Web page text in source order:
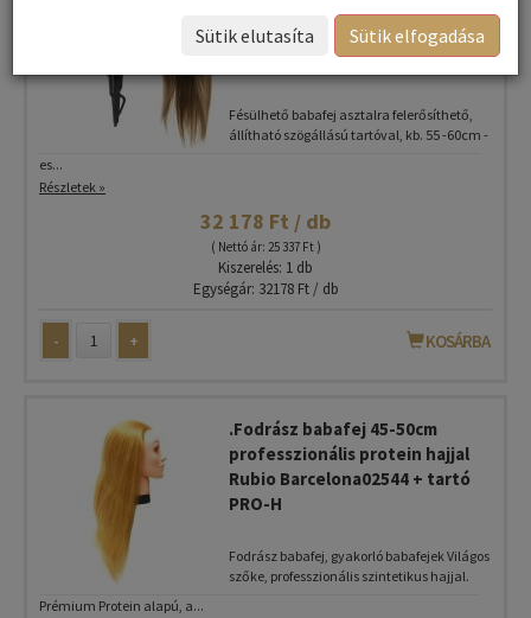
professzionális kivetelben
04956+ tartó szett 04922
Fésülhető babafej asztalra felerősíthető,
állítható szögállású tartóval, kb. 55 -60cm -
es...
Részletek »
32 178 Ft / db
( Nettó ár: 25 337 Ft )
Kiszerelés: 1 db
Egységár: 32178 Ft / db
- + KOSÁRBA
.Fodrász babafej 45-50cm
professzionális protein hajjal
Rubio Barcelona02544 + tartó
PRO-H
Fodrász babafej, gyakorló babafejek Világos
szőke, professzionális szintetikus hajjal.
Prémium Protein alapú, a...
Sütik elutasíta Sütik elfogadása